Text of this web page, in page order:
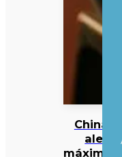
China
alerta
máximo